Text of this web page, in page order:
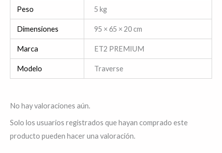
Peso 5 kg
Dimensiones 95 × 65 × 20 cm
Marca ET2 PREMIUM
Modelo Traverse
No hay valoraciones aún.
Solo los usuarios registrados que hayan comprado este
producto pueden hacer una valoración.